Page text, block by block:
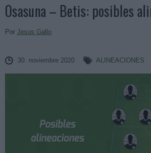
Osasuna – Betis: posibles
Por Jesus Gallo
30. noviembre 2020 ALINEACIONES